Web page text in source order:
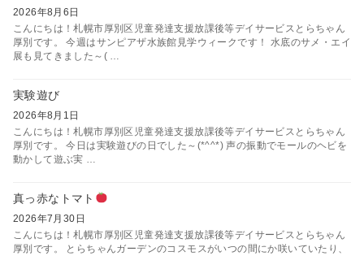
2026年8月6日
こんにちは！札幌市厚別区児童発達支援放課後等デイサービスとらちゃん
厚別です。 今週はサンピアザ水族館見学ウィークです！ 水底のサメ・エイ
展も見てきました～( …
実験遊び
2026年8月1日
こんにちは！札幌市厚別区児童発達支援放課後等デイサービスとらちゃん
厚別です。 今日は実験遊びの日でした～(*^^*) 声の振動でモールのヘビを
動かして遊ぶ実 …
真っ赤なトマト
2026年7月30日
こんにちは！札幌市厚別区児童発達支援放課後等デイサービスとらちゃん
厚別です。 とらちゃんガーデンのコスモスがいつの間にか咲いていたり、